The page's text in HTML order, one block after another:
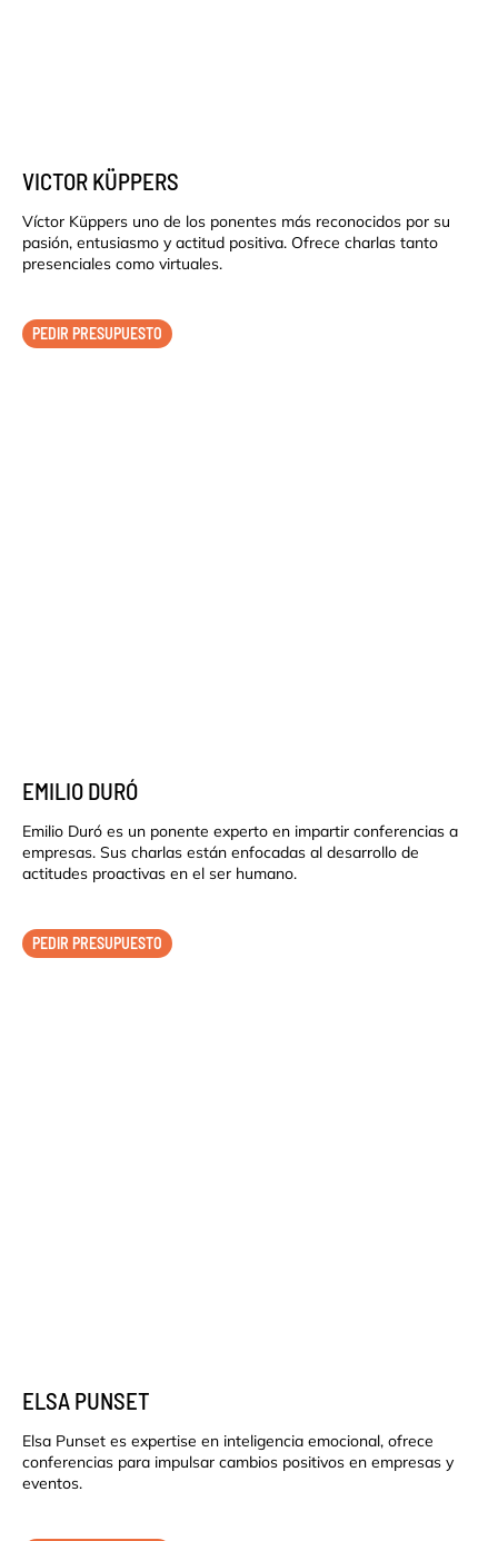
VICTOR KÜPPERS
Víctor Küppers uno de los ponentes más reconocidos por su
pasión, entusiasmo y actitud positiva. Ofrece charlas tanto
presenciales como virtuales.
PEDIR PRESUPUESTO
EMILIO DURÓ
Emilio Duró es un ponente experto en impartir conferencias a
empresas. Sus charlas están enfocadas al desarrollo de
actitudes proactivas en el ser humano.
PEDIR PRESUPUESTO
ELSA PUNSET
Elsa Punset es expertise en inteligencia emocional, ofrece
conferencias para impulsar cambios positivos en empresas y
eventos.